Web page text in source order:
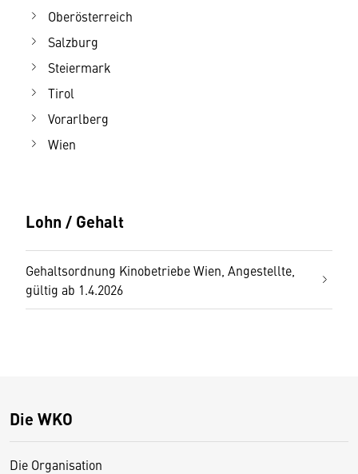
Oberösterreich
Salzburg
Steiermark
Tirol
Vorarlberg
Wien
Lohn / Gehalt
Gehaltsordnung Kinobetriebe Wien, Angestellte,
gültig ab 1.4.2026
Die WKO
Die Organisation